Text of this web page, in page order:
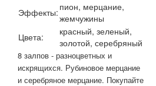
Эффекты: пион, мерцание,
жемчужины
Цвета:
красный, зеленый,
золотой, серебряный
8 залпов - разноцветных и
искрящихся. Рубиновое мерцание
и серебряное мерцание. Покупайте